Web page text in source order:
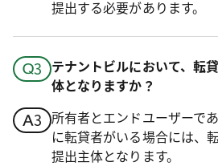
提出する必要があります。
テナントビルにおいて、転
体となりますか？
所有者とエンドユーザーで
に転貸者がいる場合には、
提出主体となります。